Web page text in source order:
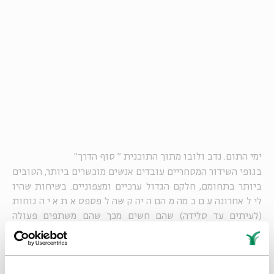
ימי התום. נדב ולובו מתוך התוכנית " סוף הדרך"
בגופי השידור המסחריים עובדים אנשים מוכשרים ביותר, הטובים
ביותר בתחומם, חלקם הגדול ערכיים ומצפוניים. בשיחות שהיו
לי לאחרונה עם כמה מהם היה קשה לפספס את אי הנוחות
(לעיתים עד סלידה) שהם חשים מכך שהם משתפים פעולה
במישרין או בעקיפין עם גל הריאליטי החדש. הם מבינים לחלוטין
עד כמה התוכניות האלה - וגם דחיפתן עד לזרא בקדימונים,